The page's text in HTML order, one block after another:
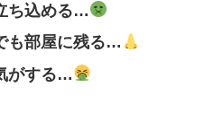
ち込める…
も部屋に残る…
がする…